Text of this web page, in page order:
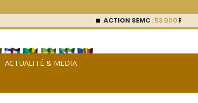
ACTION SEMC: 53 000 FCFA (0 %)
ACTUALITÉ & MEDIA